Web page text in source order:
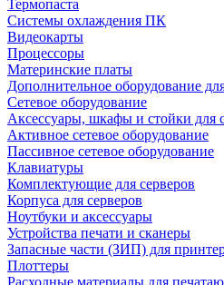
Термопаста
Системы охлаждения ПК
Видеокарты
Процессоры
Материнские платы
Дополнительное оборудование
Сетевое оборудование
Аксессуары, шкафы и стойки для
Активное сетевое оборудование
Пассивное сетевое оборудование
Клавиатуры
Комплектующие для серверов
Корпуса для серверов
Ноутбуки и аксессуары
Устройства печати и сканеры
Запасные части (ЗИП) для
Плоттеры